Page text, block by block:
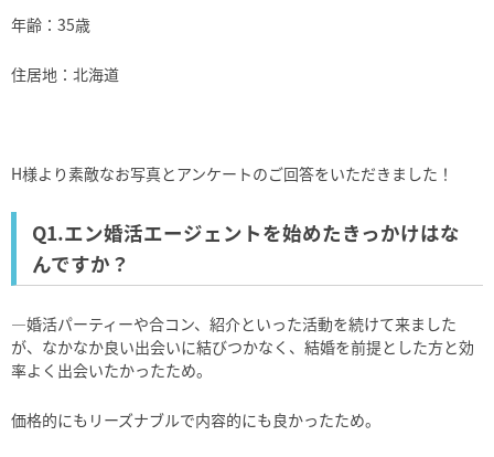
年齢：35歳
住居地：北海道
H様より素敵なお写真とアンケートのご回答をいただきました！
Q1.エン婚活エージェントを始めたきっかけはな
んですか？
―婚活パーティーや合コン、紹介といった活動を続けて来ました
が、なかなか良い出会いに結びつかなく、結婚を前提とした方と効
率よく出会いたかったため。
価格的にもリーズナブルで内容的にも良かったため。